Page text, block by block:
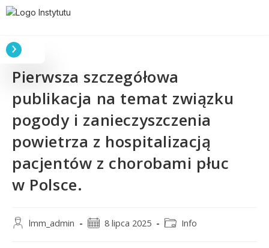
Pierwsza szczegółowa
publikacja na temat związku
pogody i zanieczyszczenia
powietrza z hospitalizacją
pacjentów z chorobami płuc
w Polsce.
lmm_admin 8 lipca 2025 Info